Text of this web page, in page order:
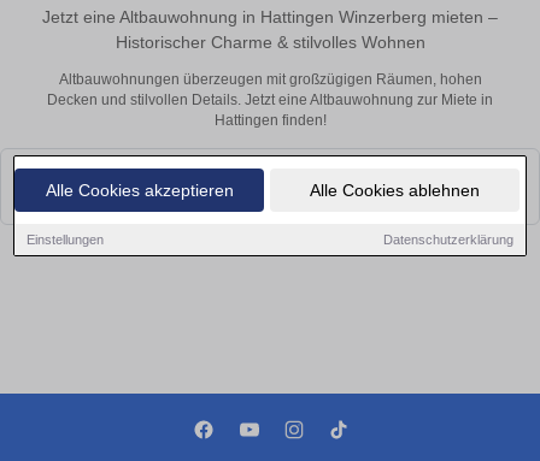
Alle Cookies akzeptieren Alle Cookies ablehnen
Einstellungen Datenschutzerklärung
Jetzt eine Altbauwohnung in Hattingen Winzerberg mieten –
Historischer Charme & stilvolles Wohnen
Altbauwohnungen überzeugen mit großzügigen Räumen, hohen
Decken und stilvollen Details. Jetzt eine Altbauwohnung zur Miete in
Hattingen finden!
Leider konnten wir derzeit keine passenden Objekte finden. Schauen Sie
bald wieder vorbei!